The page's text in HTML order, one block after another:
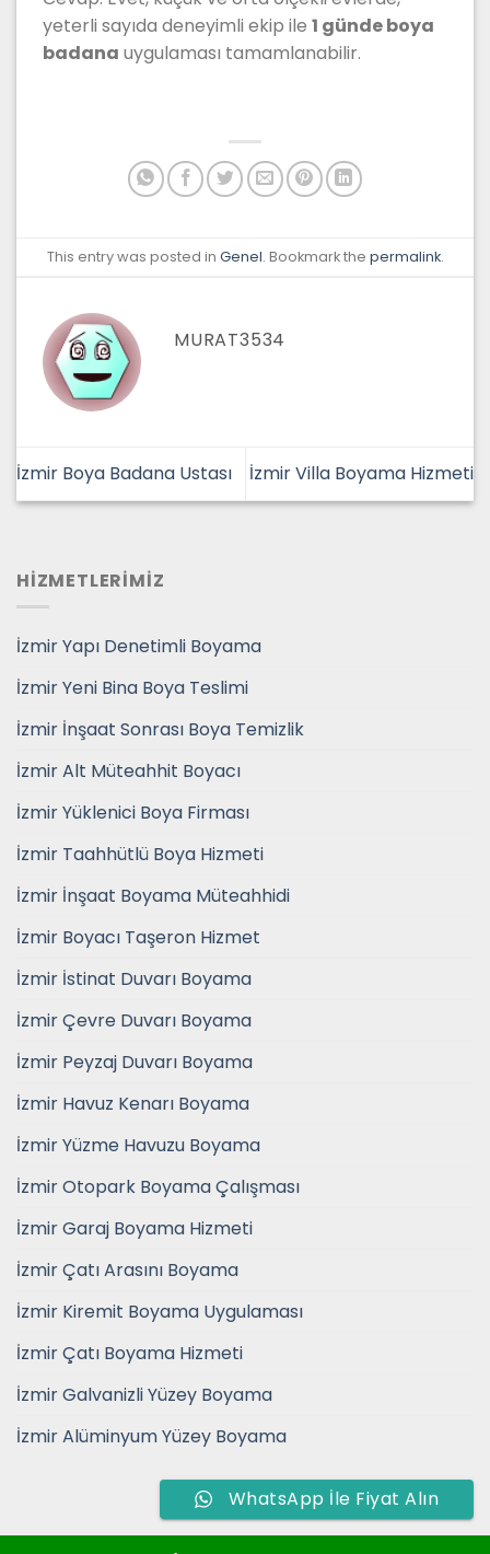
yeterli sayıda deneyimli ekip ile 1 günde boya
badana uygulaması tamamlanabilir.
This entry was posted in Genel. Bookmark the permalink.
MURAT3534
İzmir Boya Badana Ustası İzmir Villa Boyama Hizmeti
HİZMETLERİMİZ
İzmir Yapı Denetimli Boyama
İzmir Yeni Bina Boya Teslimi
İzmir İnşaat Sonrası Boya Temizlik
İzmir Alt Müteahhit Boyacı
İzmir Yüklenici Boya Firması
İzmir Taahhütlü Boya Hizmeti
İzmir İnşaat Boyama Müteahhidi
İzmir Boyacı Taşeron Hizmet
İzmir İstinat Duvarı Boyama
İzmir Çevre Duvarı Boyama
İzmir Peyzaj Duvarı Boyama
İzmir Havuz Kenarı Boyama
İzmir Yüzme Havuzu Boyama
İzmir Otopark Boyama Çalışması
İzmir Garaj Boyama Hizmeti
İzmir Çatı Arasını Boyama
İzmir Kiremit Boyama Uygulaması
İzmir Çatı Boyama Hizmeti
İzmir Galvanizli Yüzey Boyama
İzmir Alüminyum Yüzey Boyama
WhatsApp İle Fiyat Alın